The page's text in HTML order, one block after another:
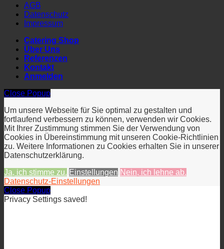
AGB
Datenschutz
Impressum
Catering Shop
Über Uns
Referenzen
Kontakt
Anmelden
Close Popup
Um unsere Webseite für Sie optimal zu gestalten und
fortlaufend verbessern zu können, verwenden wir Cookies.
Mit Ihrer Zustimmung stimmen Sie der Verwendung von
Cookies in Übereinstimmung mit unseren Cookie-Richtlinien
zu. Weitere Informationen zu Cookies erhalten Sie in unserer
Datenschutzerklärung.
Ja, ich stimme zu. Einstellungen Nein, ich lehne ab.
Datenschutz-Einstellungen
Close Popup
Privacy Settings saved!